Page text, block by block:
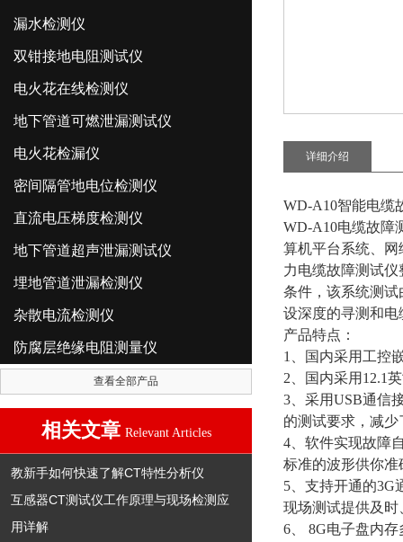
漏水检测仪
双钳接地电阻测试仪
电火花在线检测仪
地下管道可燃泄漏测试仪
电火花检漏仪
密间隔管地电位检测仪
直流电压梯度检测仪
地下管道超声泄漏测试仪
埋地管道泄漏检测仪
杂散电流检测仪
防腐层绝缘电阻测量仪
查看全部产品
相关文章 Relevant Articles
教新手如何快速了解CT特性分析仪
互感器CT测试仪工作原理与现场检测应
用详解
详细介绍
WD-A10智能电缆
WD-A10电缆故障
算机平台系统、
力电缆故障测试仪
条件，该系统测
设深度的寻测和
产品特点：
1、国内采用工控
2、国内采用12.1
3、采用USB通信
的测试要求，减
4、软件实现故障
标准的波形供你
5、支持开通的3G
现场测试提供及
6、 8G电子盘内